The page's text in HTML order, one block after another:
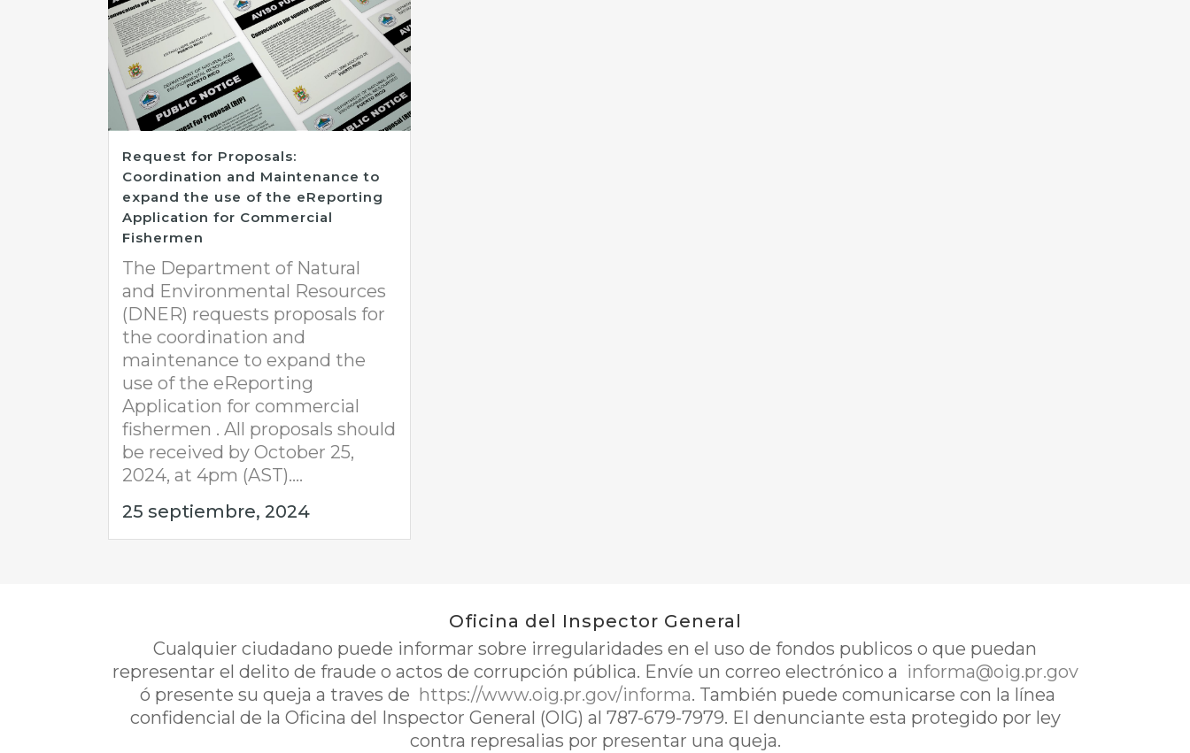
Request for Proposals:
Coordination and Maintenance to
expand the use of the eReporting
Application for Commercial
Fishermen
The Department of Natural
and Environmental Resources
(DNER) requests proposals for
the coordination and
maintenance to expand the
use of the eReporting
Application for commercial
fishermen . All proposals should
be received by October 25,
2024, at 4pm (AST)....
25 septiembre, 2024
Oficina del Inspector General
Cualquier ciudadano puede informar sobre irregularidades en el uso de fondos publicos o que puedan
representar el delito de fraude o actos de corrupción pública. Envíe un correo electrónico a informa@oig.pr.gov
ó presente su queja a traves de https://www.oig.pr.gov/informa. También puede comunicarse con la línea
confidencial de la Oficina del Inspector General (OIG) al 787-679-7979. El denunciante esta protegido por ley
contra represalias por presentar una queja.